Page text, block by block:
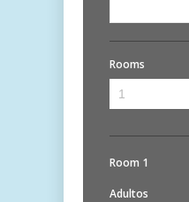
Rooms
Room 1
Adultos